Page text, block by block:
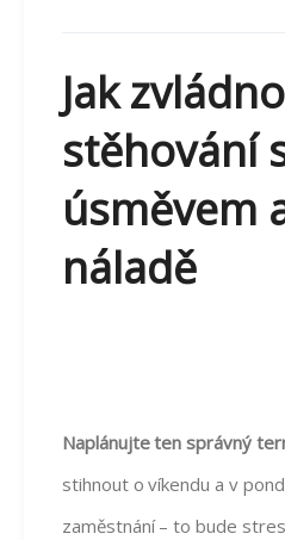
Jak
stěhování
úsměvem
náladě
Naplánujte ten správný
stihnout o víkendu a v
zaměstnání – to bude